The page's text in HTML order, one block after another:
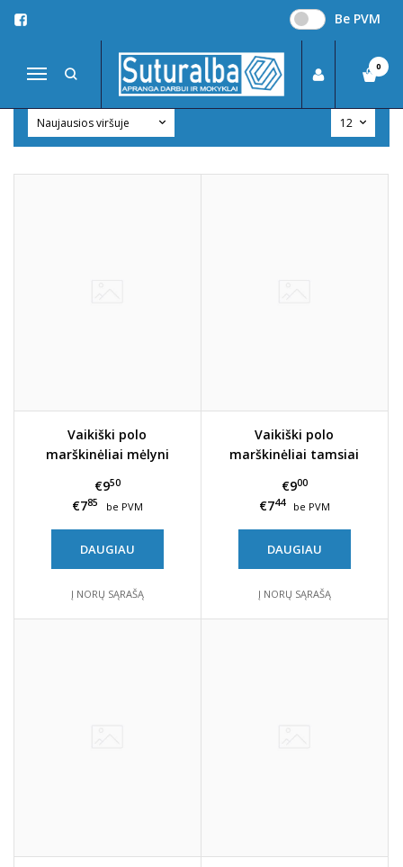
Be PVM
Navigacija
0
POLO MARŠKINĖLIAI
MOKYKLINĖ APRANGA Polo marškinėliai
Vaikiški polo
marškinėliai mėlyni
€950
€785 be PVM
DAUGIAU
Į NORŲ SĄRAŠĄ
Vaikiški polo
marškinėliai tamsiai
€900
€744 be PVM
DAUGIAU
Į NORŲ SĄRAŠĄ